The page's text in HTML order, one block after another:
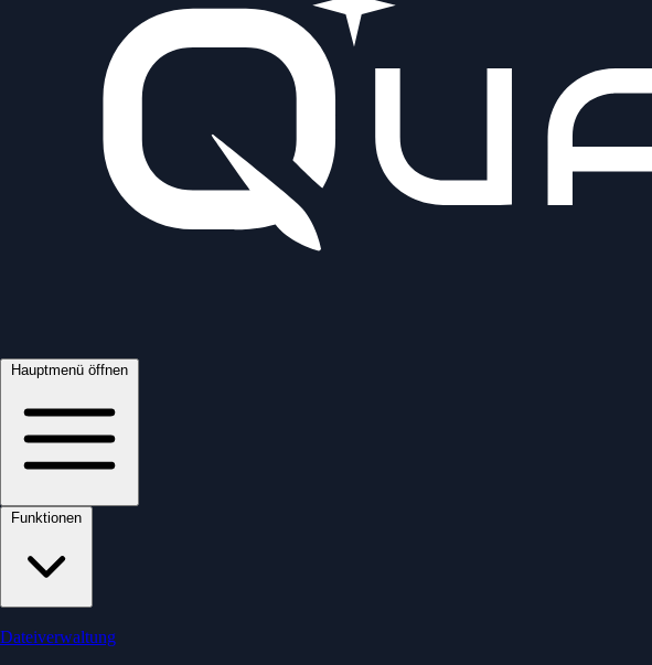
Hauptmenü öffnen
Dateiverwaltung